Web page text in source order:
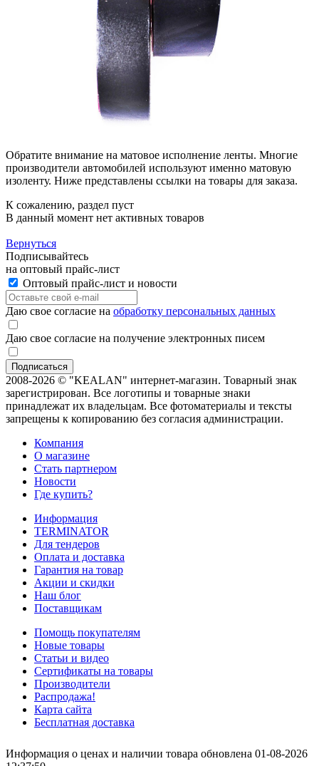
Обратите внимание на матовое исполнение ленты. Многие
производители автомобилей используют именно матовую
изоленту. Ниже представлены ссылки на товары для заказа.
К сожалению, раздел пуст
В данный момент нет активных товаров
Вернуться
Подписывайтесь
на оптовый прайс-лист
Оптовый прайс-лист и новости
Даю свое согласие на обработку персональных данных
Даю свое согласие на получение электронных писем
2008-2026 © "KEALAN" интернет-магазин. Товарный знак
зарегистрирован. Все логотипы и товарные знаки
принадлежат их владельцам. Все фотоматериалы и тексты
запрещены к копированию без согласия администрации.
Компания
О магазине
Стать партнером
Новости
Где купить?
Информация
TERMINATOR
Для тендеров
Оплата и доставка
Гарантия на товар
Акции и скидки
Наш блог
Поставщикам
Помощь покупателям
Новые товары
Статьи и видео
Сертификаты на товары
Производители
Распродажа!
Карта сайта
Бесплатная доставка
Информация о ценах и наличии товара обновлена 01-08-2026